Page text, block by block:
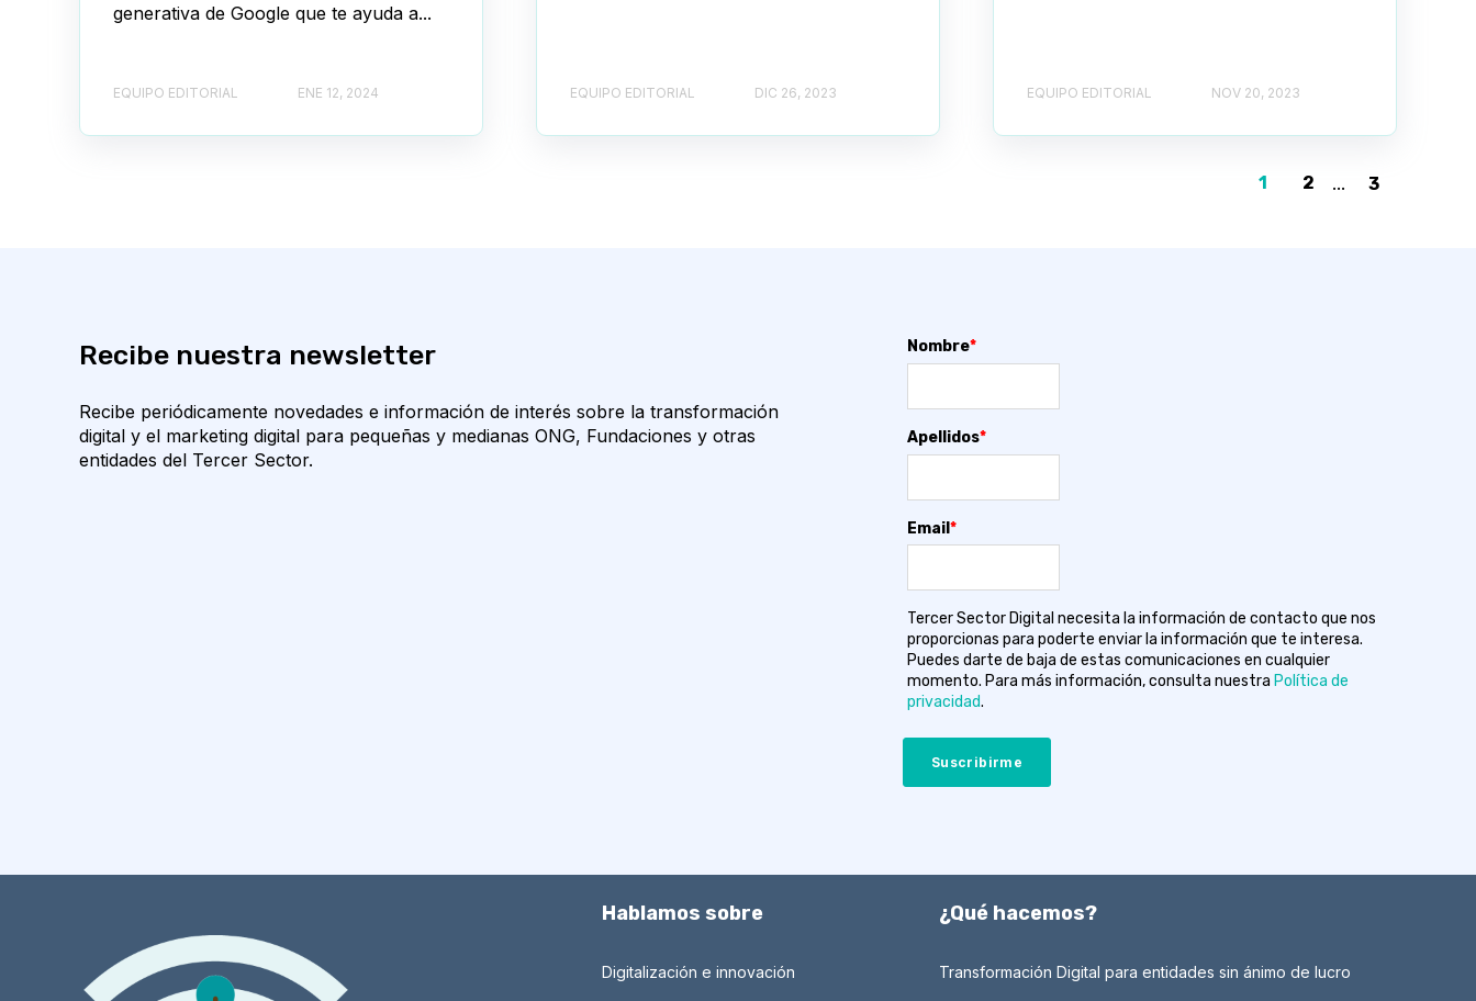
generativa de Google que te ayuda a...
EQUIPO EDITORIAL ENE 12, 2024 EQUIPO EDITORIAL DIC 26, 2023 EQUIPO EDITORIAL NOV 20, 2023
1 2 ... 3
Recibe nuestra newsletter
Recibe periódicamente novedades e información de interés sobre la transformación
digital y el marketing digital para pequeñas y medianas ONG, Fundaciones y otras
entidades del Tercer Sector.
Nombre*
Apellidos*
Email *
Tercer Sector Digital necesita la información de contacto que nos
proporcionas para poderte enviar la información que te interesa.
Puedes darte de baja de estas comunicaciones en cualquier
momento. Para más información, consulta nuestra Política de
privacidad.
Hablamos sobre
Digitalización e innovación
¿Qué hacemos?
Transformación Digital para entidades sin ánimo de lucro